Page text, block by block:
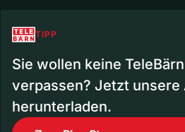
TIPP
Sie wollen keine
verpassen? Jetzt unsere
herunterladen.